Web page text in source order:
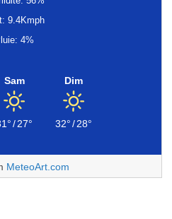
9.4Kmph
4%
Sam
/27°
Dim
32°/28°
MeteoArt.com